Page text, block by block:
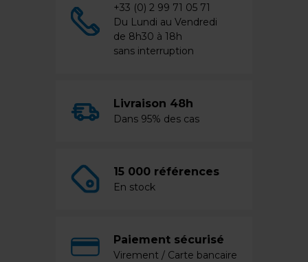
+33 (0) 2 99 71 05 71
Du Lundi au Vendredi
de 8h30 à 18h
sans interruption
Livraison 48h
Dans 95% des cas
15 000 références
En stock
Paiement sécurisé
Virement / Carte bancaire